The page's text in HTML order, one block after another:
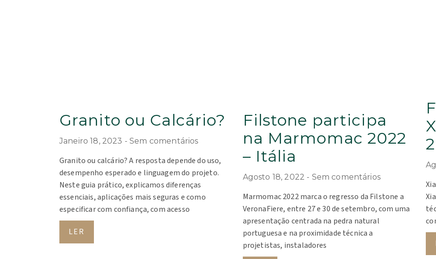
Granito ou Calcário?
Janeiro 18, 2023 Sem comentários
Granito ou calcário? A resposta depende do uso,
desempenho esperado e linguagem do projeto.
Neste guia prático, explicamos diferenças
essenciais, aplicações mais seguras e como
especificar com confiança, com acesso
LER
Filstone participa
na Marmomac 2022
– Itália
Agosto 18, 2022 Sem comentários
Marmomac 2022 marca o regresso da Filstone a
VeronaFiere, entre 27 e 30 de setembro, com uma
apresentação centrada na pedra natural
portuguesa e na proximidade técnica a
projetistas, instaladores